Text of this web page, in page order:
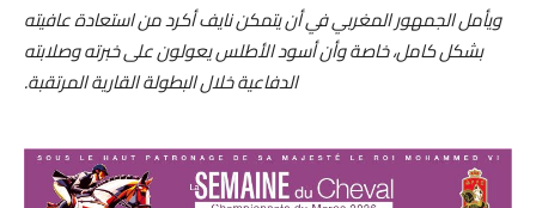
ويأمل الجمهور المغربي في أن يتمكن نايف أكرد من استعادة عافيته
بشكل كامل، خاصة وأن أسود الأطلس يعولون على خبرته وصلابته
الدفاعية خلال البطولة القارية المرتقبة.